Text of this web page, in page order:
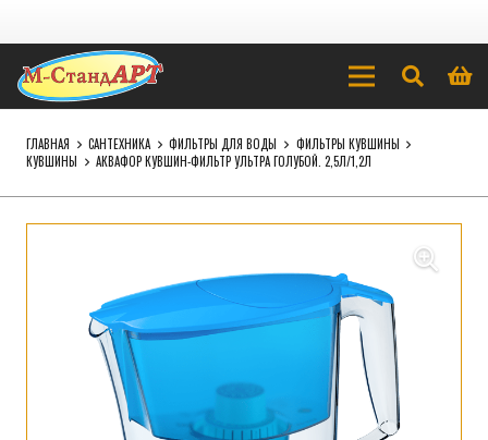
ГЛАВНАЯ САНТЕХНИКА ФИЛЬТРЫ ДЛЯ ВОДЫ
ФИЛЬТРЫ КУВШИНЫ
КУВШИНЫ
АКВАФОР КУВШИН-ФИЛЬТР УЛЬТРА ГОЛУБОЙ. 2,5Л/1,2Л